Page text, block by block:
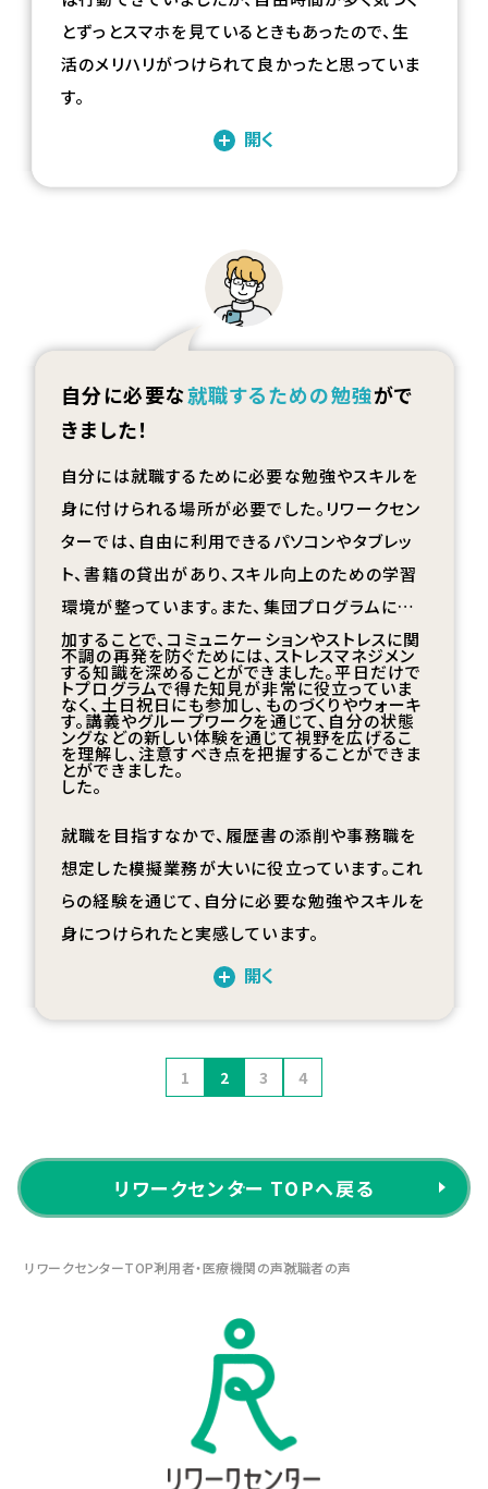
とずっとスマホを見ているときもあったので、生
活のメリハリがつけられて良かったと思っていま
す。
開く
自分に必要な就職するための勉強がで
きました！
自分には就職するために必要な勉強やスキルを
身に付けられる場所が必要でした。リワークセン
ターでは、自由に利用できるパソコンやタブレッ
ト、書籍の貸出があり、スキル向上のための学習
環境が整っています。また、集団プログラムに参
加することで、コミュニケーションやストレスに関
する知識を深めることができました。平日だけで
なく、土日祝日にも参加し、ものづくりやウォーキ
ングなどの新しい体験を通じて視野を広げるこ
とができました。
不調の再発を防ぐためには、ストレスマネジメン
トプログラムで得た知見が非常に役立っていま
す。講義やグループワークを通じて、自分の状態
を理解し、注意すべき点を把握することができま
した。
就職を目指すなかで、履歴書の添削や事務職を
想定した模擬業務が大いに役立っています。これ
らの経験を通じて、自分に必要な勉強やスキルを
身につけられたと実感しています。
開く
1 2 3 4
リワークセンター TOPへ戻る
リワークセンターTOP利用者・医療機関の声就職者の声